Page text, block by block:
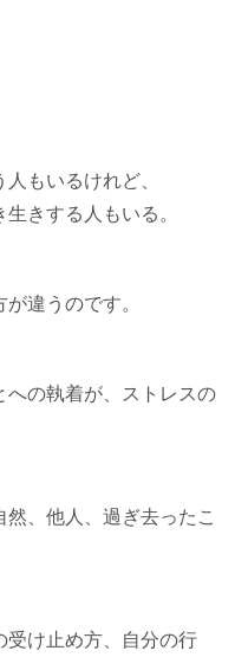
もいるけれど、
きする人もいる。
違うのです。
への執着が、ストレスの
、他人、過ぎ去ったこ
受け止め方、自分の行